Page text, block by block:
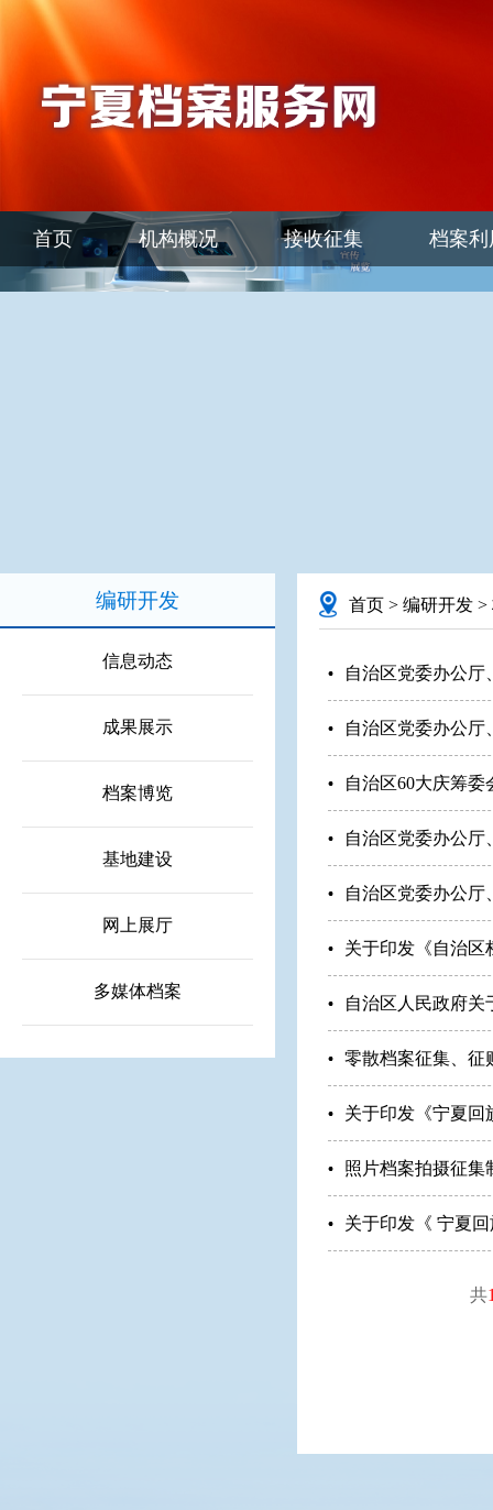
首页 机构概况 接收征集 档案利
编研开发
信息动态
成果展示
档案博览
基地建设
网上展厅
多媒体档案
首页 > 编研开发 >
自治区党委办公厅
自治区党委办公厅
自治区60大庆筹
自治区党委办公厅
自治区党委办公厅
关于印发《自治区
自治区人民政府关
零散档案征集、征
关于印发《宁夏回
照片档案拍摄征集
关于印发《 宁夏
共